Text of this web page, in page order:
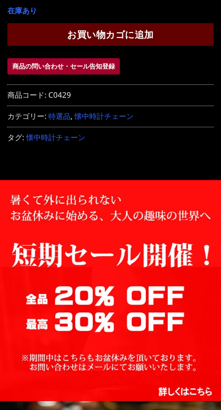
在庫あり
お買い物カゴに追加
商品の問い合わせ・セール告知登録
商品コード: C0429
カテゴリー: 特選品,懐中時計チェーン
タグ:懐中時計チェーン